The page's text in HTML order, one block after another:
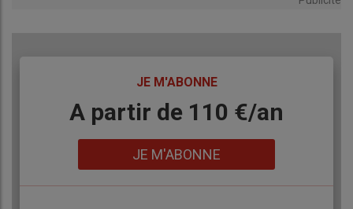
JE M'ABONNE
BodyA partir de 110 €/an
JE M'ABONNE